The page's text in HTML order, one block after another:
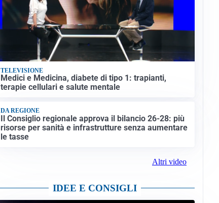
TELEVISIONE
Medici e Medicina, diabete di tipo 1: trapianti,
terapie cellulari e salute mentale
DA REGIONE
Il Consiglio regionale approva il bilancio 26-28: più
risorse per sanità e infrastrutture senza aumentare
le tasse
Altri video
IDEE E CONSIGLI